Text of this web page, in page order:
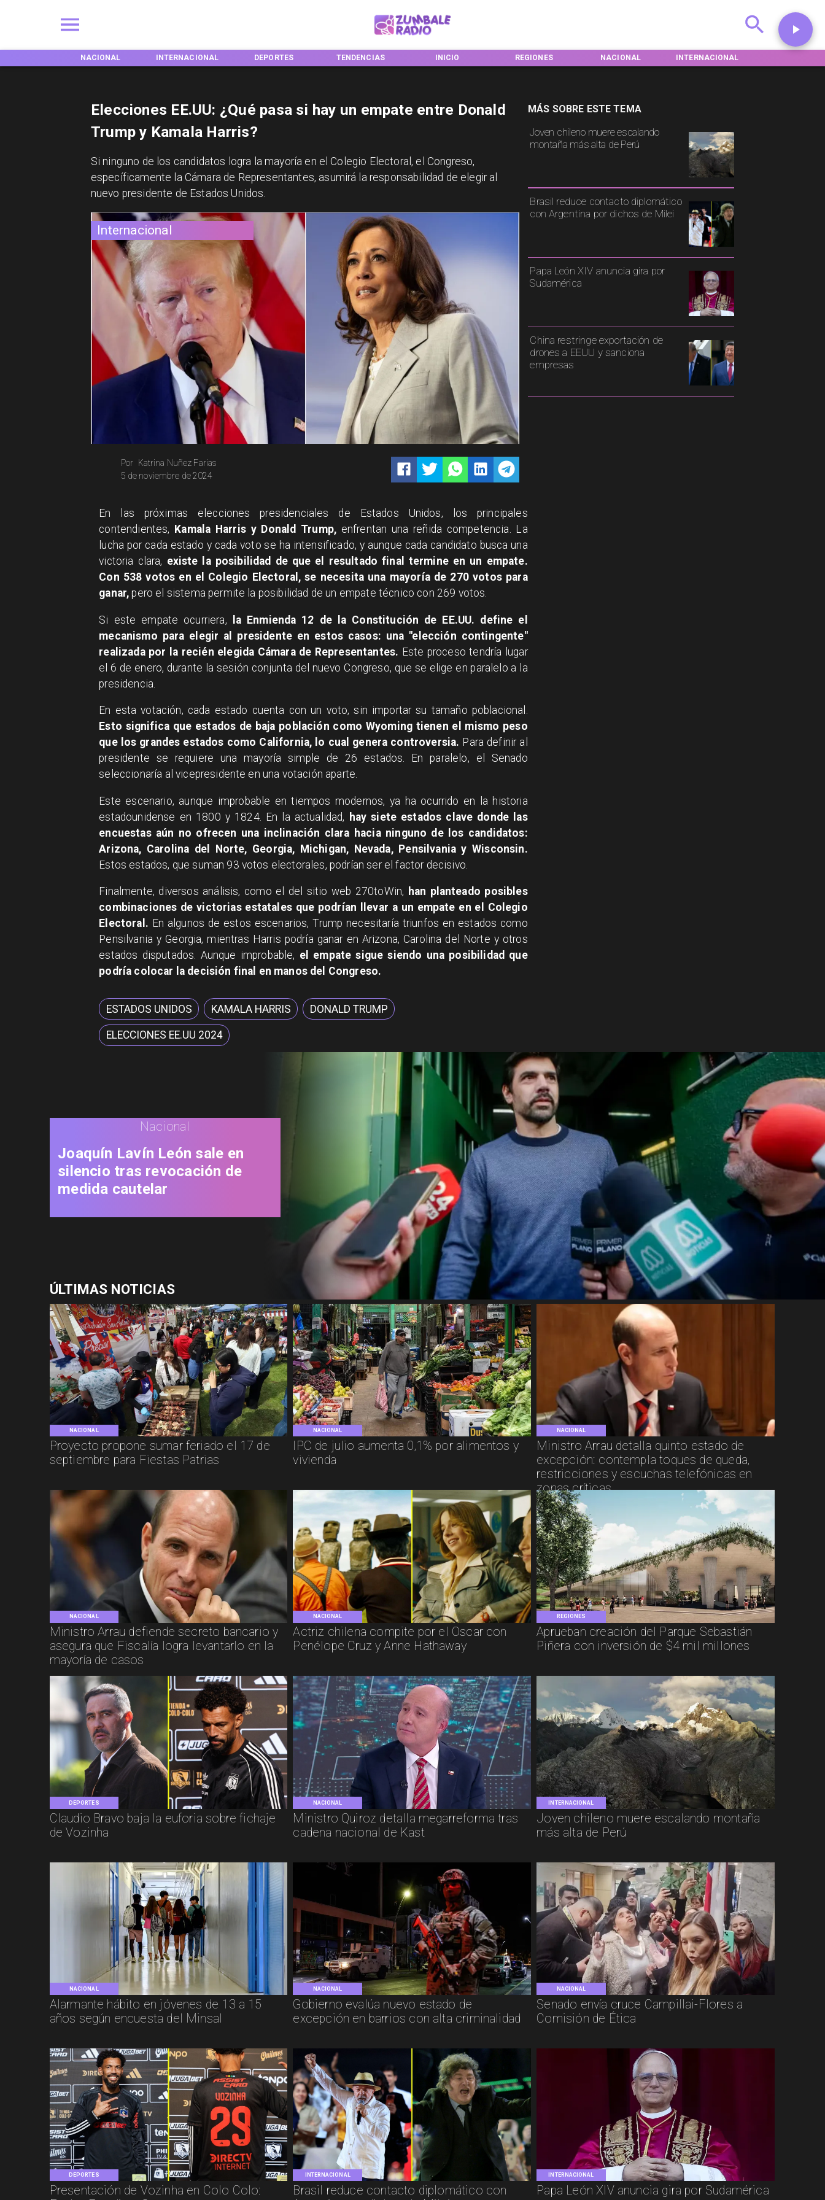
NACIONAL INTERNACIONAL DEPORTES TENDENCIAS INICIO REGIONES NACIONAL INTERNACIONAL
Internacional
Katrina Nuñez Farias
Por
5 de noviembre de 2024
Joven chileno muere escalando
montaña más alta de Perú
Brasil reduce contacto diplomático
con Argentina por dichos de Milei
Papa León XIV anuncia gira por
Sudamérica
China restringe exportación de
drones a EEUU y sanciona
empresas
MÁS SOBRE ESTE TEMA
Elecciones EE.UU: ¿Qué pasa si hay un empate entre Donald
Trump y Kamala Harris?
​Si ninguno de los candidatos logra la mayoría en el Colegio Electoral, el Congreso,
específicamente la Cámara de Representantes, asumirá la responsabilidad de elegir al
nuevo presidente de Estados Unidos.
En las próximas elecciones presidenciales de Estados Unidos, los principales
contendientes, Kamala Harris y Donald Trump, enfrentan una reñida competencia. La
lucha por cada estado y cada voto se ha intensificado, y aunque cada candidato busca una
victoria clara, existe la posibilidad de que el resultado final termine en un empate.
Con 538 votos en el Colegio Electoral, se necesita una mayoría de 270 votos para
ganar, pero el sistema permite la posibilidad de un empate técnico con 269 votos.
Si este empate ocurriera,
la Enmienda 12 de la Constitución de EE.UU. define el
mecanismo para elegir al presidente en estos casos: una "elección contingente"
realizada por la recién elegida Cámara de Representantes. Este proceso tendría lugar
el 6 de enero, durante la sesión conjunta del nuevo Congreso, que se elige en paralelo a la
presidencia.
En esta votación, cada estado cuenta con un voto, sin importar su tamaño poblacional.
Esto significa que estados de baja población como Wyoming tienen el mismo peso
que los grandes estados como California, lo cual genera controversia. Para definir al
presidente se requiere una mayoría simple de 26 estados. En paralelo, el Senado
seleccionaría al vicepresidente en una votación aparte.
Este escenario, aunque improbable en tiempos modernos, ya ha ocurrido en la historia
estadounidense en 1800 y 1824. En la actualidad, hay siete estados clave donde las
encuestas aún no ofrecen una inclinación clara hacia ninguno de los candidatos:
Arizona, Carolina del Norte, Georgia, Michigan, Nevada, Pensilvania y Wisconsin.
Estos estados, que suman 93 votos electorales, podrían ser el factor decisivo.
Finalmente, diversos análisis, como el del sitio web 270toWin, han planteado posibles
combinaciones de victorias estatales que podrían llevar a un empate en el Colegio
Electoral. En algunos de estos escenarios, Trump necesitaría triunfos en estados como
Pensilvania y Georgia, mientras Harris podría ganar en Arizona, Carolina del Norte y otros
estados disputados. Aunque improbable, el empate sigue siendo una posibilidad que
podría colocar la decisión final en manos del Congreso.
ESTADOS UNIDOS KAMALA HARRIS DONALD TRUMP
ELECCIONES EE.UU 2024
NACIONAL
Proyecto propone sumar feriado el 17 de
septiembre para Fiestas Patrias
NACIONAL
IPC de julio aumenta 0,1% por alimentos y
vivienda
NACIONAL
Ministro Arrau detalla quinto estado de
excepción: contempla toques de queda,
restricciones y escuchas telefónicas en
zonas críticas
NACIONAL
Ministro Arrau defiende secreto bancario y
asegura que Fiscalía logra levantarlo en la
mayoría de casos
NACIONAL
Actriz chilena compite por el Oscar con
Penélope Cruz y Anne Hathaway
REGIONES
Aprueban creación del Parque Sebastián
Piñera con inversión de $4 mil millones
DEPORTES
Claudio Bravo baja la euforia sobre fichaje
de Vozinha
NACIONAL
Ministro Quiroz detalla megarreforma tras
cadena nacional de Kast
INTERNACIONAL
Joven chileno muere escalando montaña
más alta de Perú
NACIONAL
Alarmante hábito en jóvenes de 13 a 15
años según encuesta del Minsal
NACIONAL
Gobierno evalúa nuevo estado de
excepción en barrios con alta criminalidad
NACIONAL
Senado envía cruce Campillai-Flores a
Comisión de Ética
DEPORTES
Presentación de Vozinha en Colo Colo:
INTERNACIONAL
Brasil reduce contacto diplomático con
INTERNACIONAL
Papa León XIV anuncia gira por Sudamérica
Nacional
Joaquín Lavín León sale en
silencio tras revocación de
medida cautelar
ÚLTIMAS NOTICIAS